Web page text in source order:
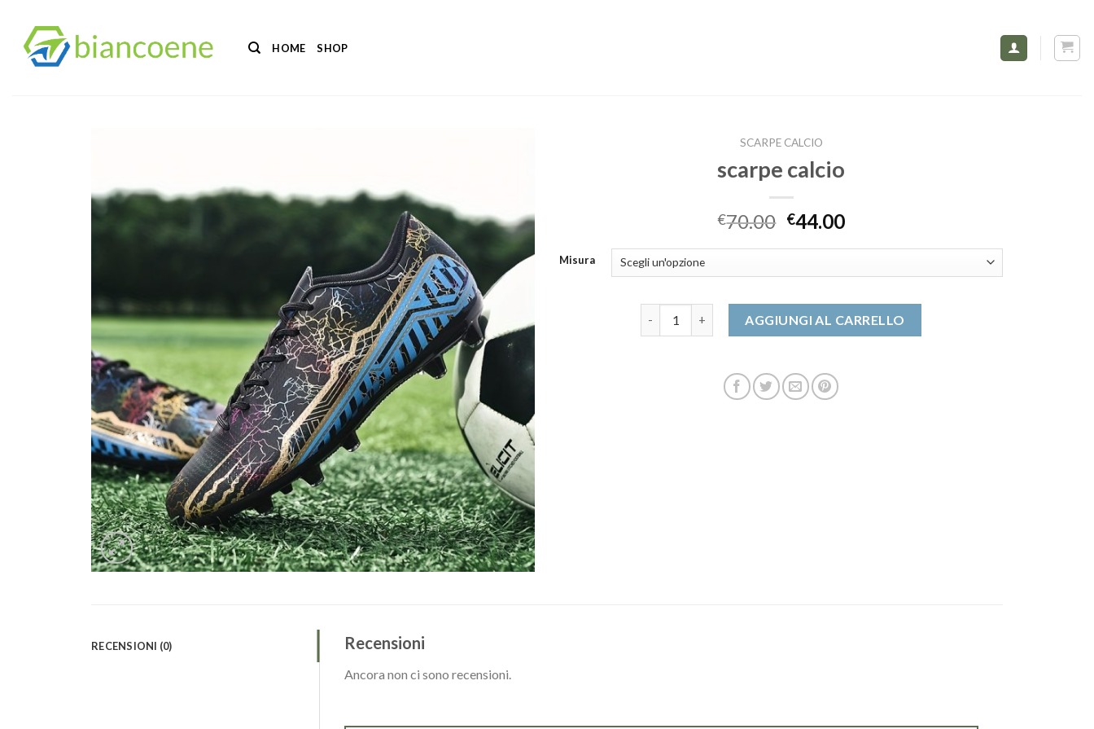
contenuti
HOME SHOP
SCARPE CALCIO
scarpe calcio
€70.00 €44.00
Misura
AGGIUNGI AL CARRELLO
RECENSIONI (0) Recensioni
Ancora non ci sono recensioni.